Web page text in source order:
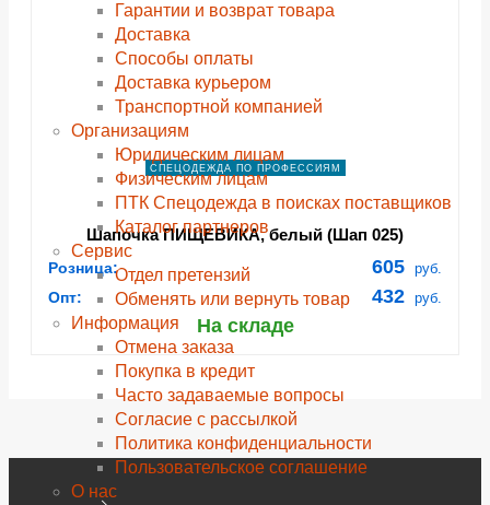
Гарантии и возврат товара
Доставка
Способы оплаты
Доставка курьером
Транспортной компанией
Организациям
Юридическим лицам
Физическим лицам
ПТК Спецодежда в поисках поставщиков
Каталог партнеров
Сервис
Отдел претензий
Обменять или вернуть товар
Информация
Отмена заказа
Покупка в кредит
Часто задаваемые вопросы
Согласие с рассылкой
Политика конфиденциальности
Пользовательское соглашение
О нас
СПЕЦОДЕЖДА ПО ПРОФЕССИЯМ
Шапочка ПИЩЕВИКА, белый (Шап 025)
Розница: 605 руб.
Опт: 432 руб.
На складе